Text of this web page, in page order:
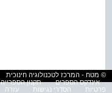
© מטח - המרכז לטכנולוגיה חינוכית
אינדקס הספרים
תקנון הספרייה
פרטיות
הסדרי נגישות עזרה